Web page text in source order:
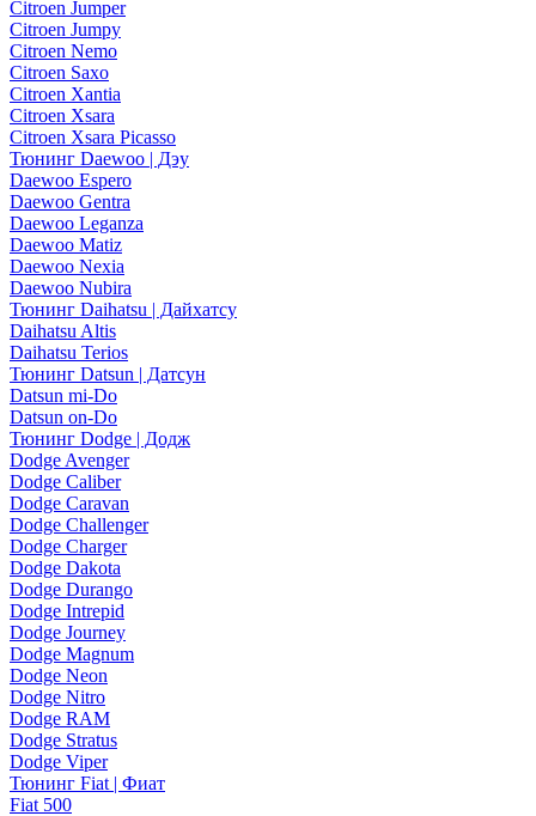
Citroen Jumper
Citroen Jumpy
Citroen Nemo
Citroen Saxo
Citroen Xantia
Citroen Xsara
Citroen Xsara Picasso
Тюнинг Daewoo | Дэу
Daewoo Espero
Daewoo Gentra
Daewoo Leganza
Daewoo Matiz
Daewoo Nexia
Daewoo Nubira
Тюнинг Daihatsu | Дайхатсу
Daihatsu Altis
Daihatsu Terios
Тюнинг Datsun | Датсун
Datsun mi-Do
Datsun on-Do
Тюнинг Dodge | Додж
Dodge Avenger
Dodge Caliber
Dodge Caravan
Dodge Challenger
Dodge Charger
Dodge Dakota
Dodge Durango
Dodge Intrepid
Dodge Journey
Dodge Magnum
Dodge Neon
Dodge Nitro
Dodge RAM
Dodge Stratus
Dodge Viper
Тюнинг Fiat | Фиат
Fiat 500